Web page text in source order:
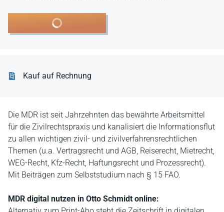
Die MDR ist seit Jahrzehnten das bewährte Arbeitsmittel
für die Zivilrechtspraxis und kanalisiert die Informationsflut
zu allen wichtigen zivil- und zivilverfahrensrechtlichen
Themen (u.a. Vertragsrecht und AGB, Reiserecht, Mietrecht,
WEG-Recht, Kfz-Recht, Haftungsrecht und Prozessrecht).
Mit Beiträgen zum Selbststudium nach § 15 FAO.
MDR digital nutzen in Otto Schmidt online:
In den Warenkorb
Kauf auf Rechnung